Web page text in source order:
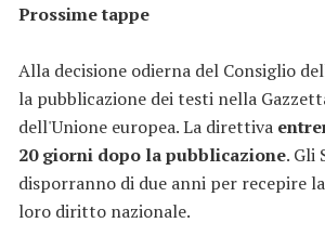
Prossime tappe
Alla decisione odierna del Consiglio
la pubblicazione dei testi nella
dell'Unione europea. La direttiva
20 giorni dopo la pubblicazione. Gli
disporranno di due anni per recepire
loro diritto nazionale.